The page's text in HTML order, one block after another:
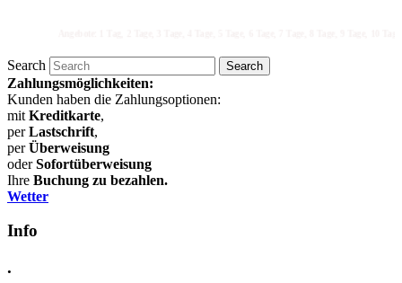
Search
Zahlungsmöglichkeiten:
Kunden haben die Zahlungsoptionen:
mit Kreditkarte,
perLastschrift,
perÜberweisung
oderSofortüberweisung
Ihre Buchung zu bezahlen.
Wetter
Info
.